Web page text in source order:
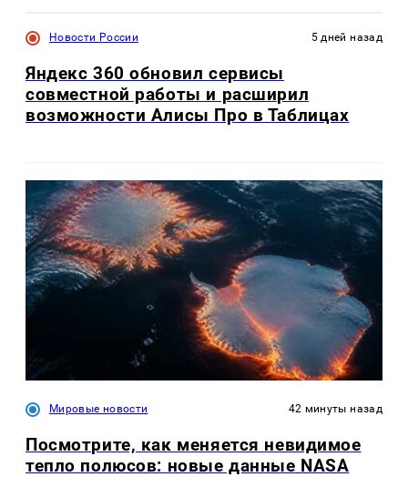
Новости России 5 дней назад
Яндекс 360 обновил сервисы
совместной работы и расширил
возможности Алисы Про в Таблицах
Мировые новости 42 минуты назад
Посмотрите, как меняется невидимое
тепло полюсов: новые данные NASA